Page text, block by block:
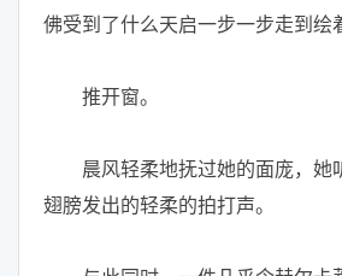
佛受到了什么天启一步一步走到绘
推开窗。
晨风轻柔地抚过她的面庞，她
翅膀发出的轻柔的拍打声。